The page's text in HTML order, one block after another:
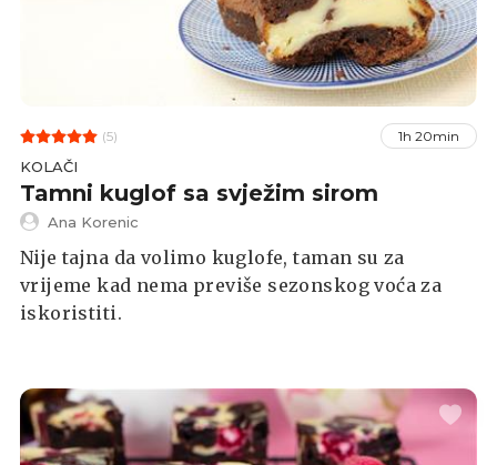
(5) 1h 20min
KOLAČI
Tamni kuglof sa svježim sirom
Ana Korenic
Nije tajna da volimo kuglofe, taman su za
vrijeme kad nema previše sezonskog voća za
iskoristiti.